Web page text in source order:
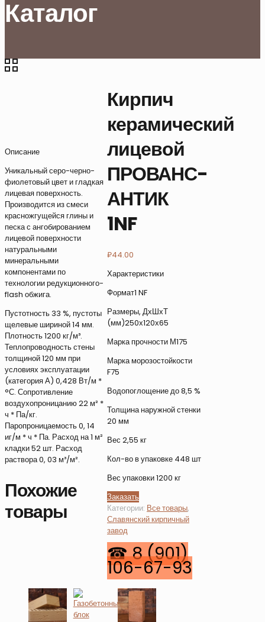
Каталог
Кирпич
керамический
лицевой
ПРОВАНС-
АНТИК
1NF
₽44.00
Характеристики
Формат1 NF
Размеры, ДхШхТ
(мм)250х120х65
Марка прочности М175
Марка морозостойкости
F75
Водопоглощение до 8,5 %
Толщина наружной стенки
20 мм
Вес 2,55 кг
Кол-во в упаковке 448 шт
Вес упаковки 1200 кг
Заказать
Категории: Все товары,
Славянский кирпичный
завод
Описание
Уникальный серо-черно-
фиолетовый цвет и гладкая
лицевая поверхность.
Производится из смеси
красножгущейся глины и
песка с ангобированием
лицевой поверхности
натуральными
минеральными
компонентами по
технологии редукционного-
flash обжига.
Пустотность 33 %, пустоты
щелевые шириной 14 мм.
Плотность 1200 кг/м³.
Теплопроводность стены
толщиной 120 мм при
условиях эксплуатации
(категория А) 0,428 Вт/м *
°С. Сопротивление
воздухопроницанию 22 м² *
ч * Па/кг.
Паропроницаемость 0, 14
иг/м * ч * Па. Расход на 1 м²
кладки 52 шт. Расход
раствора 0, 03 м³/м².
Похожие
товары